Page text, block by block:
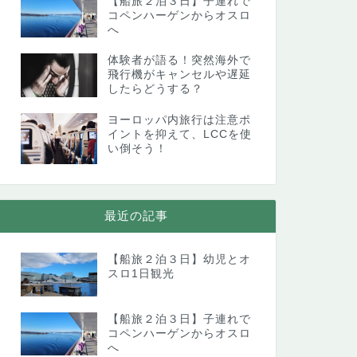
コペンハーゲンからオスロ
へ
体験者が語る！突然海外で
飛行機がキャンセルや遅延
したらどうする？
ヨーロッパ内旅行は注意ポ
イントを抑えて、LCCを使
い倒そう！
最近の記事
【船旅２泊３日】幼児とオ
スロ1日観光
【船旅２泊３日】子連れで
コペンハーゲンからオスロ
へ